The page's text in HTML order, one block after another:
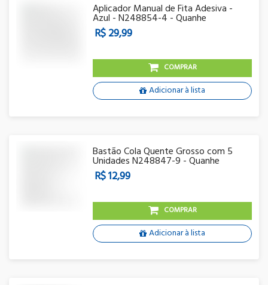
Aplicador Manual de Fita Adesiva -
Azul - N248854-4 - Quanhe
R$ 29,99
COMPRAR
Adicionar à lista
Bastão Cola Quente Grosso com 5
Unidades N248847-9 - Quanhe
R$ 12,99
COMPRAR
Adicionar à lista